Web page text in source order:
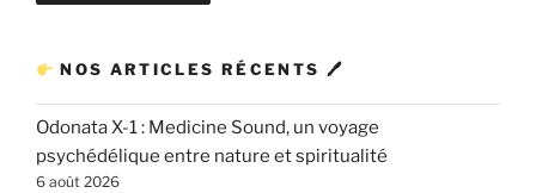
NOS ARTICLES RÉCENTS 🖊
Odonata X-1 : Medicine Sound, un voyage
psychédélique entre nature et spiritualité
6 août 2026